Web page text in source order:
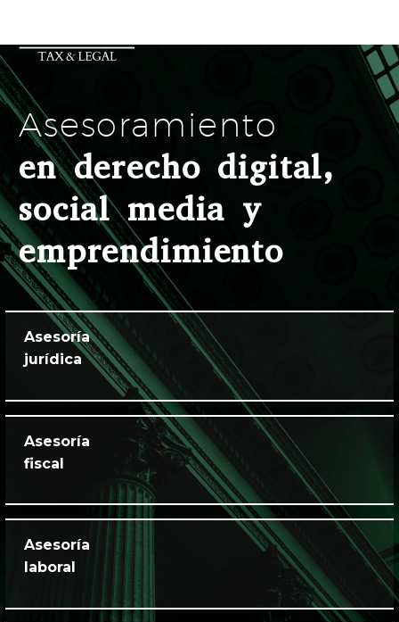
Asesoramiento
en derecho digital,
social media y
emprendimiento
Asesoría
jurídica
Asesoría
fiscal
Asesoría
laboral